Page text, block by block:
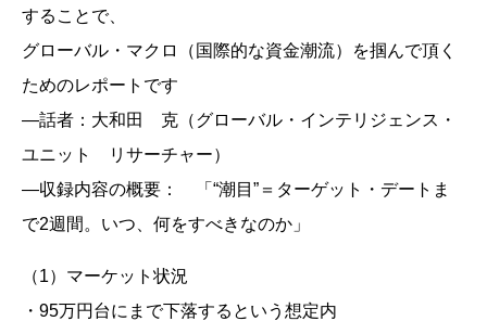
することで、
グローバル・マクロ（国際的な資金潮流）を掴んで頂く
ためのレポートです
―話者：大和田 克（グローバル・インテリジェンス・
ユニット リサーチャー）
―収録内容の概要： 「“潮目”＝ターゲット・デートま
で2週間。いつ、何をすべきなのか」
（1）マーケット状況
・95万円台にまで下落するという想定内